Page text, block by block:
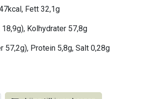
Fett 32,1g
Kolhydrater 57,8g
57,2g), Protein 5,8g, Salt 0,28g